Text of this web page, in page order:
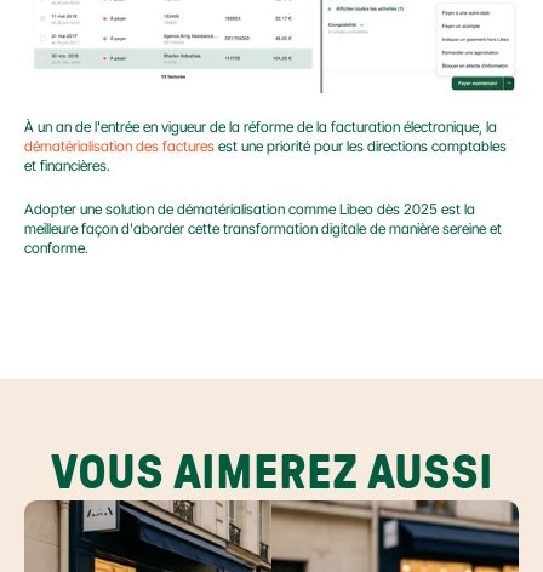
dématérialisation des factures est une priorité pour les directions comptables
et financières.
Adopter une solution de dématérialisation comme Libeo dès 2025 est la
meilleure façon d'aborder cette transformation digitale de manière sereine et
conforme.
VOUS AIMEREZ AUSSI